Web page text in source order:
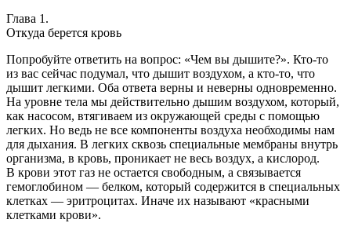
Глава 1.
Откуда берется кровь
Попробуйте ответить на вопрос: «Чем вы дышите?». Кто-то
из вас сейчас подумал, что дышит воздухом, а кто-то, что
дышит легкими. Оба ответа верны и неверны одновременно.
На уровне тела мы действительно дышим воздухом, который,
как насосом, втягиваем из окружающей среды с помощью
легких. Но ведь не все компоненты воздуха необходимы нам
для дыхания. В легких сквозь специальные мембраны внутрь
организма, в кровь, проникает не весь воздух, а кислород.
В крови этот газ не остается свободным, а связывается
гемоглобином — белком, который содержится в специальных
клетках — эритроцитах. Иначе их называют «красными
клетками крови».